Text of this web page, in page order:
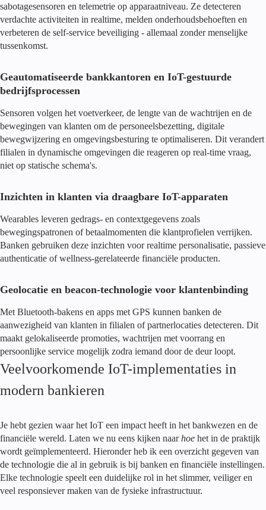
sabotagesensoren en telemetrie op apparaatniveau. Ze detecteren
verdachte activiteiten in realtime, melden onderhoudsbehoeften en
verbeteren de self-service beveiliging - allemaal zonder menselijke
tussenkomst.
Geautomatiseerde bankkantoren en IoT-gestuurde
bedrijfsprocessen
Sensoren volgen het voetverkeer, de lengte van de wachtrijen en de
bewegingen van klanten om de personeelsbezetting, digitale
bewegwijzering en omgevingsbesturing te optimaliseren. Dit verandert
filialen in dynamische omgevingen die reageren op real-time vraag,
niet op statische schema's.
Inzichten in klanten via draagbare IoT-apparaten
Wearables leveren gedrags- en contextgegevens zoals
bewegingspatronen of betaalmomenten die klantprofielen verrijken.
Banken gebruiken deze inzichten voor realtime personalisatie, passieve
authenticatie of wellness-gerelateerde financiële producten.
Geolocatie en beacon-technologie voor klantenbinding
Met Bluetooth-bakens en apps met GPS kunnen banken de
aanwezigheid van klanten in filialen of partnerlocaties detecteren. Dit
maakt gelokaliseerde promoties, wachtrijen met voorrang en
persoonlijke service mogelijk zodra iemand door de deur loopt.
Veelvoorkomende IoT-implementaties in
modern bankieren
Je hebt gezien waar het IoT een impact heeft in het bankwezen en de
financiële wereld. Laten we nu eens kijken naarhoe het in de praktijk
wordt geïmplementeerd. Hieronder heb ik een overzicht gegeven van
de technologie die al in gebruik is bij banken en financiële instellingen.
Elke technologie speelt een duidelijke rol in het slimmer, veiliger en
veel responsiever maken van de fysieke infrastructuur.